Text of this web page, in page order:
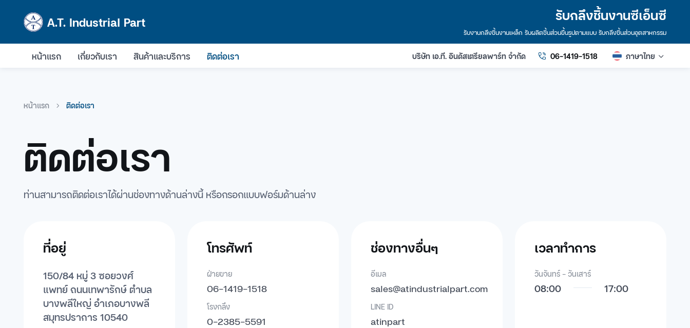
A.T. Industrial Part รับกลึงชิ้นงานซีเอ็นซี
รับงานกลึงชิ้นงานเหล็ก รับผลิตชิ้นส่วนขึ้นรูปตามแบบ รับกลึงชิ้นส่วนอุตสาหกรรม
หน้าแรก เกี่ยวกับเรา สินค้าและบริการ ติดต่อเรา บริษัท เอ.ที. อินดัสเตรียลพาร์ท จำกัด 06-1419-1518 ภาษาไทย
หน้าแรก ติดต่อเรา
ติดต่อเรา
ท่านสามารถติดต่อเราได้ผ่านช่องทางด้านล่างนี้ หรือกรอกแบบฟอร์มด้านล่าง
ที่อยู่
150/84 หมู่ 3 ซอยวงศ์
แพทย์ ถนนเทพารักษ์ ตำบล
บางพลีใหญ่ อำเภอบางพลี
สมุทรปราการ 10540
โทรศัพท์
ฝ่ายขาย
06-1419-1518
โรงกลึง
0-2385-5591
ช่องทางอื่นๆ
อีเมล
sales@atindustrialpart.com
LINE ID
atinpart
เวลาทำการ
วันจันทร์ - วันเสาร์
08:00 17:00